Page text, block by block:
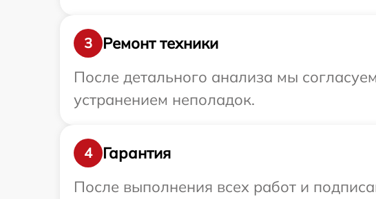
3
Ремонт техники
После детального анализа мы
устранением неполадок.
4
Гарантия
После выполнения всех работ и